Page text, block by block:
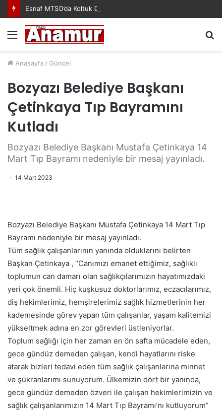
Esnaf MTSO’da Koltuk Düzenine İsyan Etti!
Menü
Anasayfa / Güncel
Bozyazı Belediye Başkanı
Çetinkaya Tıp Bayramını
Kutladı
Bozyazı Belediye Başkanı Mustafa Çetinkaya 14
Mart Tıp Bayramı nedeniyle bir mesaj yayınladı.
14 Mart 2023
Bozyazı Belediye Başkanı Mustafa Çetinkaya 14 Mart Tıp
Bayramı nedeniyle bir mesaj yayınladı.
Tüm sağlık çalışanlarının yanında olduklarını belirten
Başkan Çetinkaya , “Canımızı emanet ettiğimiz, sağlıklı
toplumun can damarı olan sağlıkçılarımızın hayatımızdaki
yeri çok önemli. Hiç kuşkusuz doktorlarımız, eczacılarımız,
diş hekimlerimiz, hemşirelerimiz sağlık hizmetlerinin her
kademesinde görev yapan tüm çalışanlar, yaşam kalitemizi
yükseltmek adına en zor görevleri üstleniyorlar.
Toplum sağlığı için her zaman en ön safta mücadele eden,
gece gündüz demeden çalışan, kendi hayatlarını riske
atarak bizleri tedavi eden tüm sağlık çalışanlarına minnet
ve şükranlarımı sunuyorum. Ülkemizin dört bir yanında,
gece gündüz demeden özveri ile çalışan hekimlerimizin ve
sağlık çalışanlarımızın 14 Mart Tıp Bayramı’nı kutluyorum”